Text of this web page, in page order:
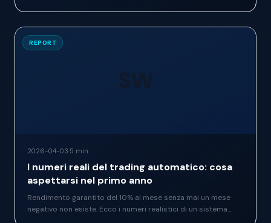
SW
REPORT
2026-04-03·5 min
I numeri reali del trading automatico: cosa
aspettarsi nel primo anno
Rendimento garantito del 10% al mese senza mai un mese
negativo non esiste. Ecco i numeri realistici di un sistema